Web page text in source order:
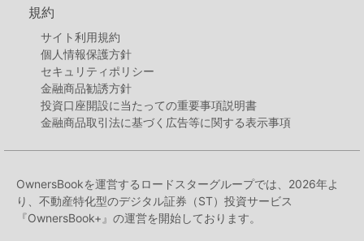
規約
サイト利用規約
個人情報保護方針
セキュリティポリシー
金融商品勧誘方針
投資口座開設に当たっての重要事項説明書
金融商品取引法に基づく広告等に関する表示事項
OwnersBookを運営するロードスターグループでは、2026年よ
り、不動産特化型のデジタル証券（ST）投資サービス
『OwnersBook+』の運営を開始しております。